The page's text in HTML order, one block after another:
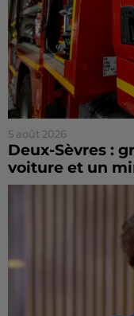
5 août 2026
Deux-Sèvres :
voiture et un